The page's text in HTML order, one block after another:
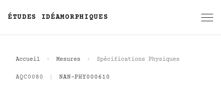
ÉTUDES IDÉAMORPHIQUES
Accueil Mesures Spécifications Physiques
AQC0080 NAN-PHY000610